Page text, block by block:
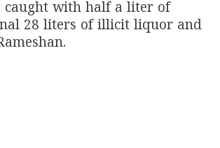
caught with half a liter of
28 liters of illicit liquor and